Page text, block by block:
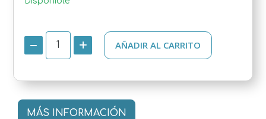
AÑADIR AL CARRITO
MÁS INFORMACIÓN